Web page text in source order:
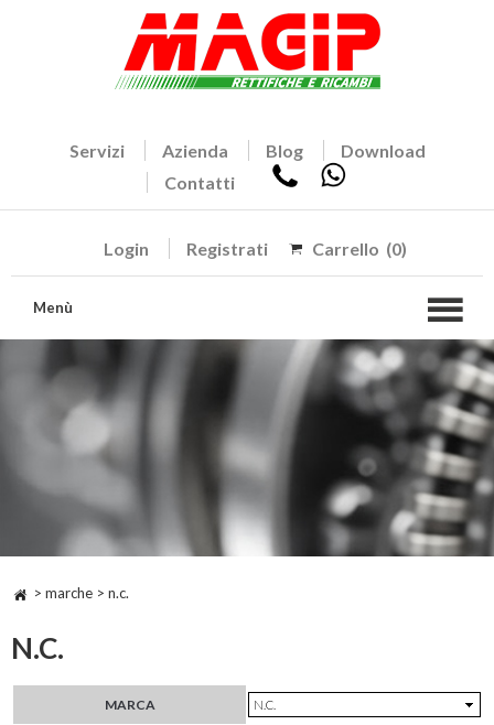
Servizi Azienda Blog
Download
Contatti
Login Registrati Carrello (0)
Menù
> marche > n.c.
N.C.
MARCA